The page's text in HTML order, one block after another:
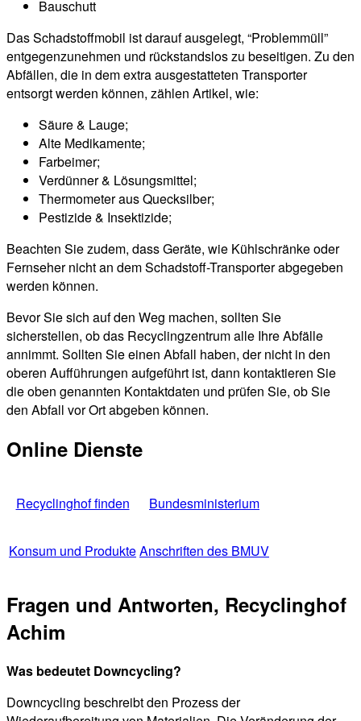
Bauschutt
Das Schadstoffmobil ist darauf ausgelegt, “Problemmüll”
entgegenzunehmen und rückstandslos zu beseitigen. Zu den
Abfällen, die in dem extra ausgestatteten Transporter
entsorgt werden können, zählen Artikel, wie:
Säure & Lauge;
Alte Medikamente;
Farbeimer;
Verdünner & Lösungsmittel;
Thermometer aus Quecksilber;
Pestizide & Insektizide;
Beachten Sie zudem, dass Geräte, wie Kühlschränke oder
Fernseher nicht an dem Schadstoff-Transporter abgegeben
werden können.
Bevor Sie sich auf den Weg machen, sollten Sie
sicherstellen, ob das Recyclingzentrum alle Ihre Abfälle
annimmt. Sollten Sie einen Abfall haben, der nicht in den
oberen Aufführungen aufgeführt ist, dann kontaktieren Sie
die oben genannten Kontaktdaten und prüfen Sie, ob Sie
den Abfall vor Ort abgeben können.
Online Dienste
Recyclinghof finden Bundesministerium
Konsum und ProdukteAnschriften des BMUV
Fragen und Antworten, Recyclinghof
Achim
Was bedeutet Downcycling?
Downcycling beschreibt den Prozess der